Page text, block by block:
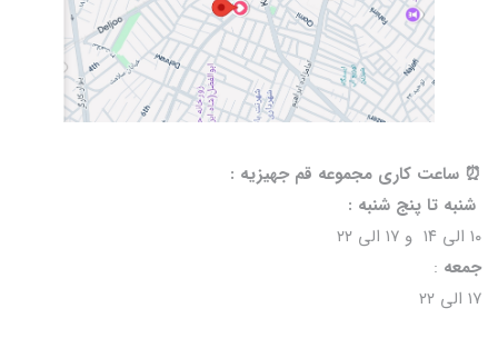
⏰️ ساعت کاری مجموعه قم جهیزیه :
شنبه تا پنج شنبه :
۱۰ الی ۱۴ و ۱۷ الی ۲۲
جمعه :
۱۷ الی ۲۲